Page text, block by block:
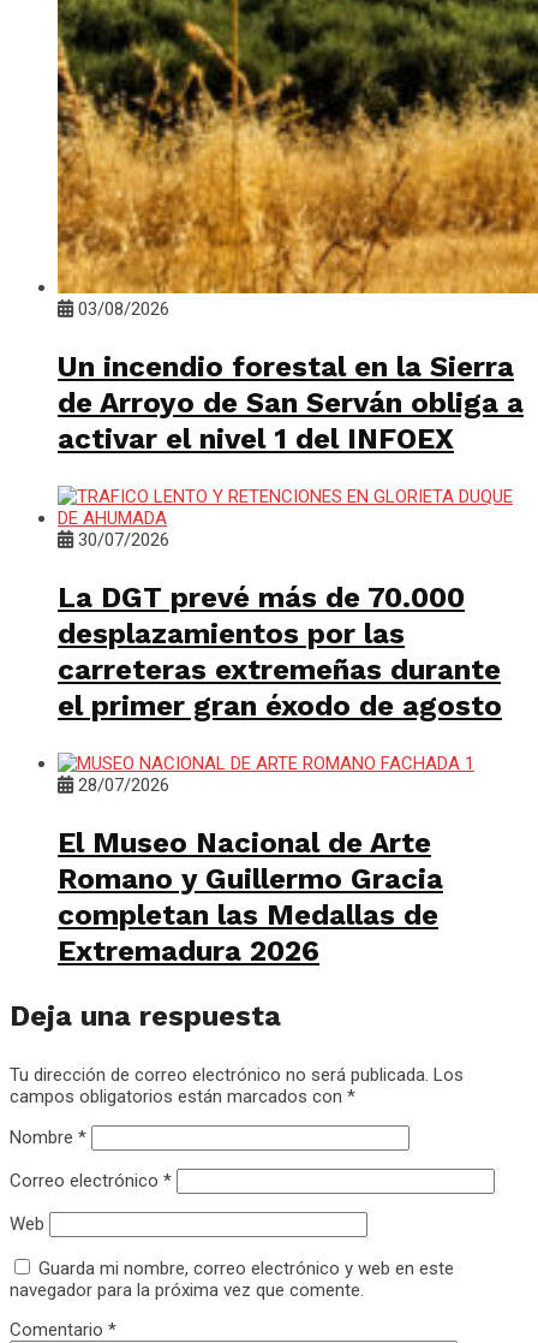
03/08/2026
Un incendio forestal en la Sierra
de Arroyo de San Serván obliga a
activar el nivel 1 del INFOEX
30/07/2026
La DGT prevé más de 70.000
desplazamientos por las
carreteras extremeñas durante
el primer gran éxodo de agosto
28/07/2026
El Museo Nacional de Arte
Romano y Guillermo Gracia
completan las Medallas de
Extremadura 2026
Deja una respuesta
Tu dirección de correo electrónico no será publicada. Los
campos obligatorios están marcados con *
Nombre *
Correo electrónico *
Web
Guarda mi nombre, correo electrónico y web en este
navegador para la próxima vez que comente.
Comentario *